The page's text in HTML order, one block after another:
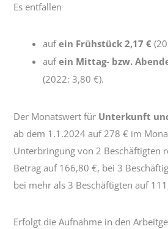
Es entfallen
aufein Frühstück 2,17 €
aufein Mittag- bzw.
(2022: 3,80 €).
Der Monatswert für Unterkunft
ab dem 1.1.2024 auf 278 € im
Unterbringung von 2 Beschäftigten
Betrag auf 166,80 €, bei 3
bei mehr als 3 Beschäftigten auf
Erfolgt die Aufnahme in den